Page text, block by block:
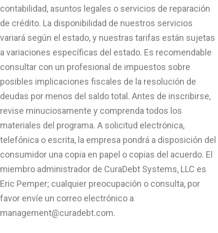
contabilidad, asuntos legales o servicios de reparación
de crédito. La disponibilidad de nuestros servicios
variará según el estado, y nuestras tarifas están sujetas
a variaciones específicas del estado. Es recomendable
consultar con un profesional de impuestos sobre
posibles implicaciones fiscales de la resolución de
deudas por menos del saldo total. Antes de inscribirse,
revise minuciosamente y comprenda todos los
materiales del programa. A solicitud electrónica,
telefónica o escrita, la empresa pondrá a disposición del
consumidor una copia en papel o copias del acuerdo. El
miembro administrador de CuraDebt Systems, LLC es
Eric Pemper; cualquier preocupación o consulta, por
favor envíe un correo electrónico a
management@curadebt.com.